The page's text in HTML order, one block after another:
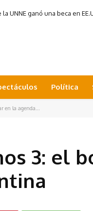
UNNE ganó una beca en
Política
en la agenda...
3: el